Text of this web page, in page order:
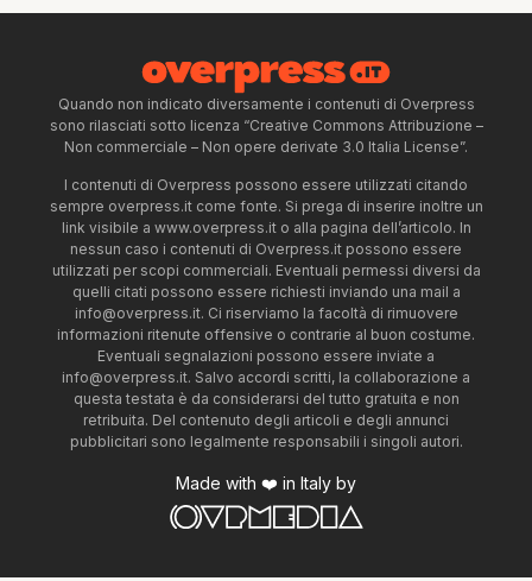
Quando non indicato diversamente i contenuti di Overpress
sono rilasciati sotto licenza “Creative Commons Attribuzione –
Non commerciale – Non opere derivate 3.0 Italia License”.
I contenuti di Overpress possono essere utilizzati citando
sempre overpress.it come fonte. Si prega di inserire inoltre un
link visibile a www.overpress.it o alla pagina dell’articolo. In
nessun caso i contenuti di Overpress.it possono essere
utilizzati per scopi commerciali. Eventuali permessi diversi da
quelli citati possono essere richiesti inviando una mail a
info@overpress.it. Ci riserviamo la facoltà di rimuovere
informazioni ritenute offensive o contrarie al buon costume.
Eventuali segnalazioni possono essere inviate a
info@overpress.it. Salvo accordi scritti, la collaborazione a
questa testata è da considerarsi del tutto gratuita e non
retribuita. Del contenuto degli articoli e degli annunci
pubblicitari sono legalmente responsabili i singoli autori.
Made with ❤️ in Italy by